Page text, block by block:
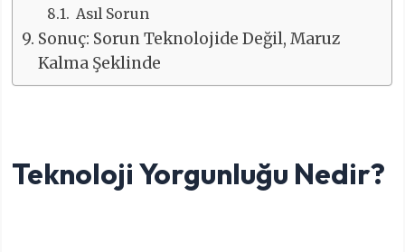
Asıl Sorun
Sonuç: Sorun Teknolojide Değil, Maruz
Kalma Şeklinde
Teknoloji Yorgunluğu Nedir?